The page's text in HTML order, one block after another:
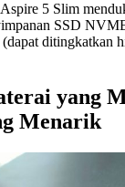
5 Slim
SSD
ditingkatkan
yang
Menarik